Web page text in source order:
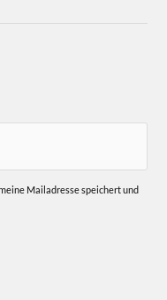
Mailadresse speichert und